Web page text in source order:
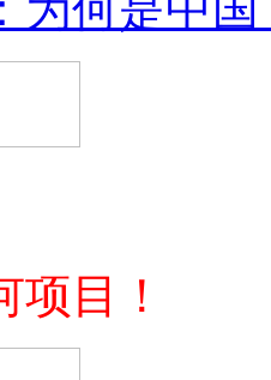
项目！